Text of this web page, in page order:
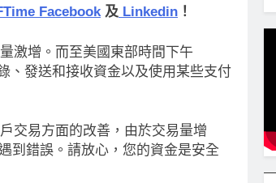
Facebook及 Linkedin ！
激增。而至美國東部時間下午
、發送和接收資金以及使用某些支付
交易方面的改善，由於交易量增
到錯誤。請放心，您的資金是安全